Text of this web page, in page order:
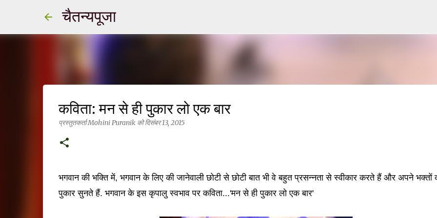
चैतन्यपूजा
कविता: मन से ही पुकार लो एक बार
प्रस्तुतकर्ताMohini Puranik कोदिसंबर 13, 2015
भगवान की भक्ति में, भगवान के लिए की जानेवाली छोटी से छोटी बात भी वे बहुत प्रसन्नता से स्वीकार करते हैं और अपने भक्तों
पुकार सुनते हैं. भगवान के इस कृपालु स्वभाव पर कविता...'मन से ही पुकार लो एक बार'